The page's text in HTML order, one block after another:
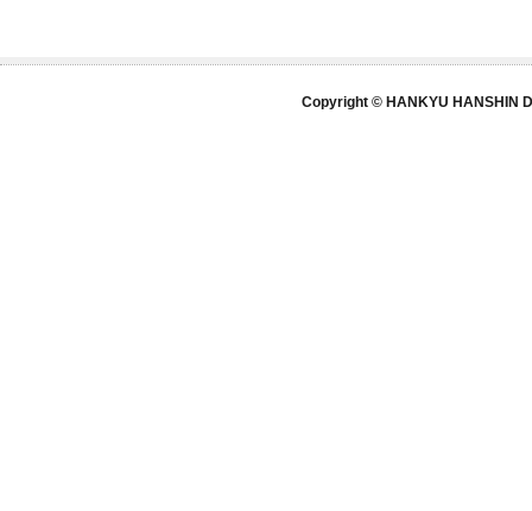
Copyright © HANKYU HANSHIN